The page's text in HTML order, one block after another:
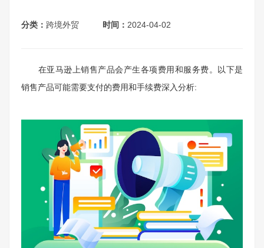
分类： 跨境外贸 时间： 2024-04-02
在亚马逊上销售产品会产生各项费用和服务费。以下是
销售产品可能需要支付的费用和手续费深入分析: